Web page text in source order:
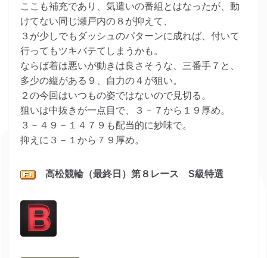
ここも補充であり、気遣いの番組とはなったが、動
けてない同じ瀬戸内の８が抑えて、
３が少しでもダッシュのパターンに成れば、付いて
行ってもツキバテてしまうかも。
ならば着は悪いが動きは良さそうな、三番手７と、
多少の縦がある９、自力の４が狙い。
２の今回はいつもの姿ではないので見切る。
狙いは中抜きが一点目で、３－７から１９厚め。
３－４９－１４７９も配当的に妙味で。
抑えに３－１から７９厚め。
高松競輪（最終日）第８レース S級特選